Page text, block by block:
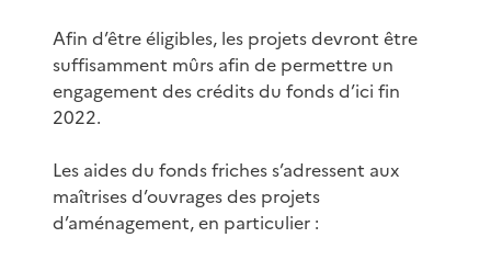
Afin d’être éligibles, les projets devront être
suffisamment mûrs afin de permettre un
engagement des crédits du fonds d’ici fin
2022.
Les aides du fonds friches s’adressent aux
maîtrises d’ouvrages des projets
d’aménagement, en particulier :